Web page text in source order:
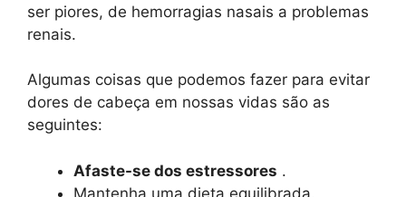
ser piores, de hemorragias nasais a problemas
renais.
Algumas coisas que podemos fazer para evitar
dores de cabeça em nossas vidas são as
seguintes:
Afaste-se dos estressores .
Mantenha uma dieta equilibrada.